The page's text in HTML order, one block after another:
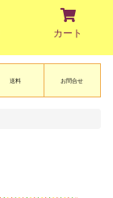
カート
送料 お問合せ